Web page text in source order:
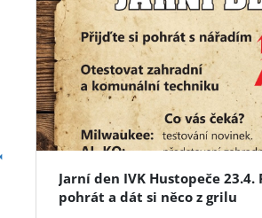
Jarní den IVK Hustopeče 23.4.
pohrát a dát si něco z grilu